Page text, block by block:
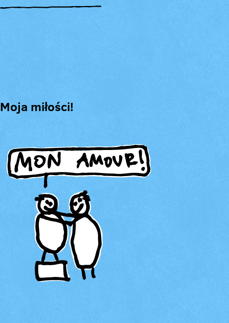
Moja miłości!